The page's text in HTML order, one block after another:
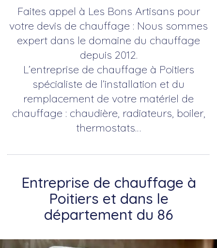
Faites appel à Les Bons Artisans pour
votre devis de chauffage : Nous sommes
expert dans le domaine du chauffage
depuis 2012.
L’entreprise de chauffage à Poitiers
spécialiste de l’installation et du
remplacement de votre matériel de
chauffage : chaudière, radiateurs, boiler,
thermostats…
Entreprise de chauffage à
Poitiers et dans le
département du 86